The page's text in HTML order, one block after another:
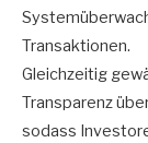
Transaktionen.
Gleichzeitig
Transparenz
sodass